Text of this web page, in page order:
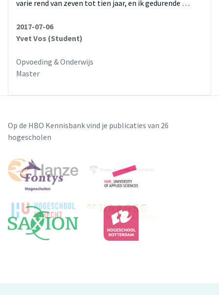
varie rend van zeven tot tien jaar, en ik gedurende …
2017-07-06
Yvet Vos (Student)
Opvoeding & Onderwijs
Master
Op de HBO Kennisbank vind je publicaties van 26
hogescholen